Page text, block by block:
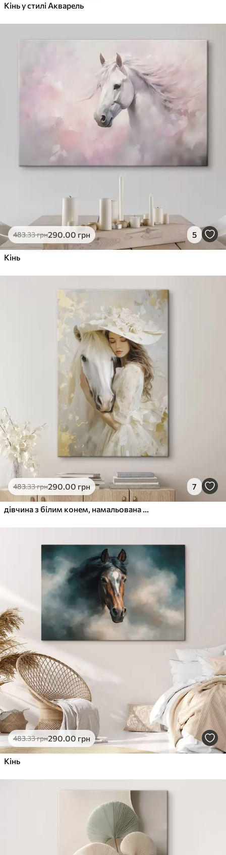
Кінь у стилі Акварель
483.33грн290.00 грн 5
Кінь
483.33грн290.00 грн 7
дівчина з білим конем, намальована в манері олійного живопису
483.33грн290.00 грн
Кінь